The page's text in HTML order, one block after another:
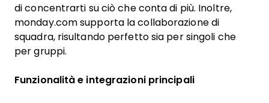
di concentrarti su ciò che conta di più. Inoltre,
monday.com supporta la collaborazione di
squadra, risultando perfetto sia per singoli che
per gruppi.
Funzionalità e integrazioni principali